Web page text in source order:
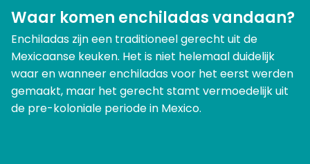
Waar komen enchiladas vandaan?
Enchiladas zijn een traditioneel gerecht uit de
Mexicaanse keuken. Het is niet helemaal duidelijk
waar en wanneer enchiladas voor het eerst werden
gemaakt, maar het gerecht stamt vermoedelijk uit
de pre-koloniale periode in Mexico.